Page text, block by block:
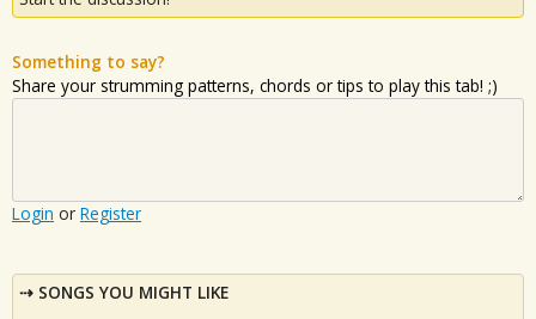
Something to say?
Share your strumming patterns, chords or tips to play this tab! ;)
Login or Register
SONGS YOU MIGHT LIKE